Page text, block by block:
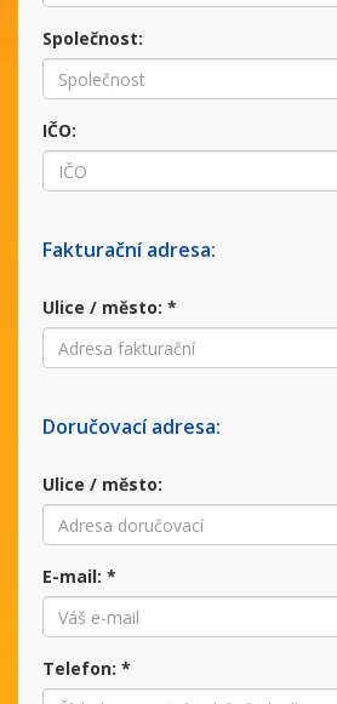
Společnost:
IČO:
Fakturační adresa:
Ulice / město: *
Doručovací adresa:
Ulice / město:
E-mail: *
Telefon: *